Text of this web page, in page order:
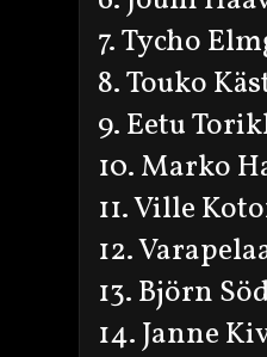
7. Tycho
8. Touko
9. Eetu
10. Marko
11. Ville
12.
13. Björn
14. Janne